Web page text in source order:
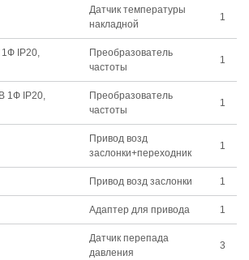
Датчик температуры
накладной
1
1Ф IP20,
Преобразователь
частоты
1
1Ф IP20,
Преобразователь
частоты
1
Привод возд
заслонки+переходник
1
Привод возд заслонки 1
Адаптер для привода 1
Датчик перепада
давления
3